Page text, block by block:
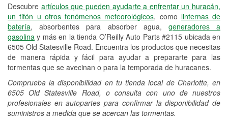
Descubre artículos que pueden ayudarte a enfrentar un huracán,
un tifón u otros fenómenos meteorológicos, como linternas de
batería, absorbentes para absorber agua, generadores a
gasolina y más en la tienda O’Reilly Auto Parts #2115 ubicada en
6505 Old Statesville Road. Encuentra los productos que necesitas
de manera rápida y fácil para ayudar a prepararte para las
tormentas que se avecinan o para la temporada de huracanes.
Comprueba la disponibilidad en tu tienda local de Charlotte, en
6505 Old Statesville Road, o consulta con uno de nuestros
profesionales en autopartes para confirmar la disponibilidad de
suministros a medida que se acercan las tormentas.